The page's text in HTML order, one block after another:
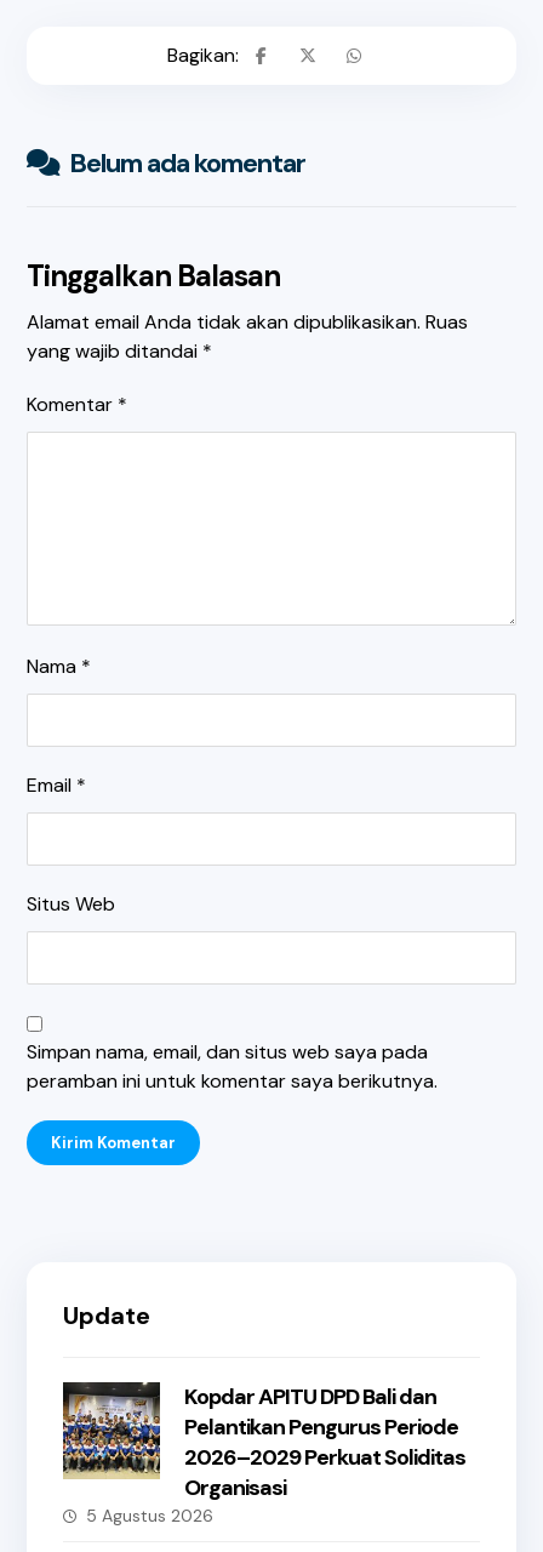
Belum ada komentar
Tinggalkan Balasan
Alamat email Anda tidak akan dipublikasikan. Ruas
yang wajib ditandai *
Komentar *
Nama *
Email *
Situs Web
Simpan nama, email, dan situs web saya pada
peramban ini untuk komentar saya berikutnya.
Kirim Komentar
Update
Kopdar APITU DPD Bali dan
Pelantikan Pengurus Periode
2026–2029 Perkuat Soliditas
Organisasi
5 Agustus 2026